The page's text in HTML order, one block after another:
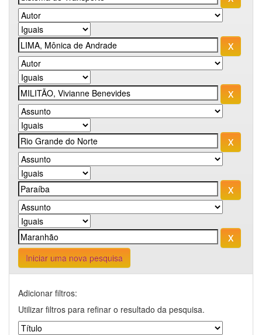
Iniciar uma nova pesquisa
Adicionar filtros:
Utilizar filtros para refinar o resultado da pesquisa.